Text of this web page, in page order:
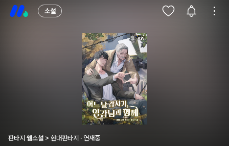
소설
판타지 웹소설 > 현대판타지 · 연재중